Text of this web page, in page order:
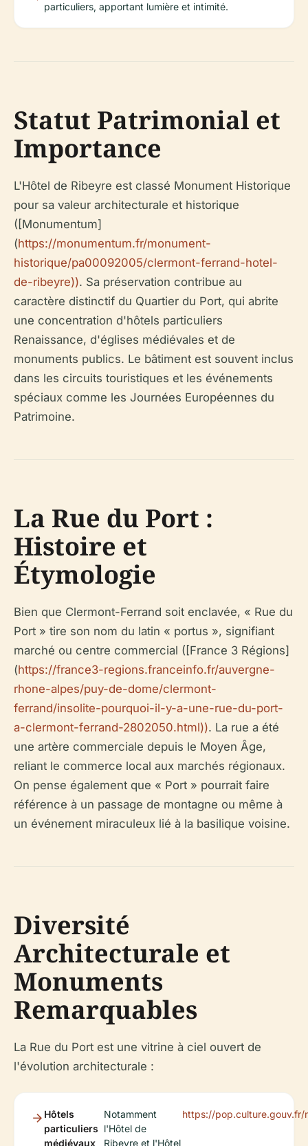
particuliers, apportant lumière et intimité.
Statut Patrimonial et
Importance
L'Hôtel de Ribeyre est classé Monument Historique
pour sa valeur architecturale et historique
([Monumentum]
(https://monumentum.fr/monument-
historique/pa00092005/clermont-ferrand-hotel-
de-ribeyre)). Sa préservation contribue au
caractère distinctif du Quartier du Port, qui abrite
une concentration d'hôtels particuliers
Renaissance, d'églises médiévales et de
monuments publics. Le bâtiment est souvent inclus
dans les circuits touristiques et les événements
spéciaux comme les Journées Européennes du
Patrimoine.
La Rue du Port :
Histoire et
Étymologie
Bien que Clermont-Ferrand soit enclavée, « Rue du
Port » tire son nom du latin « portus », signifiant
marché ou centre commercial ([France 3 Régions]
(https://france3-regions.franceinfo.fr/auvergne-
rhone-alpes/puy-de-dome/clermont-
ferrand/insolite-pourquoi-il-y-a-une-rue-du-port-
a-clermont-ferrand-2802050.html)). La rue a été
une artère commerciale depuis le Moyen Âge,
reliant le commerce local aux marchés régionaux.
On pense également que « Port » pourrait faire
référence à un passage de montagne ou même à
un événement miraculeux lié à la basilique voisine.
Diversité
Architecturale et
Monuments
Remarquables
La Rue du Port est une vitrine à ciel ouvert de
l'évolution architecturale :
Hôtels
particuliers
médiévaux
Notamment
l'Hôtel de
Ribeyre et l'Hôtel
https://